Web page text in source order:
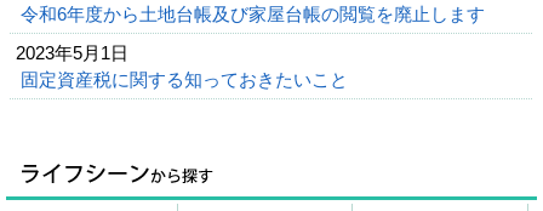
令和6年度から土地台帳及び家屋台帳の閲覧を廃止します
2023年5月1日
固定資産税に関する知っておきたいこと